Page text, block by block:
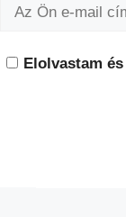
Elolvastam